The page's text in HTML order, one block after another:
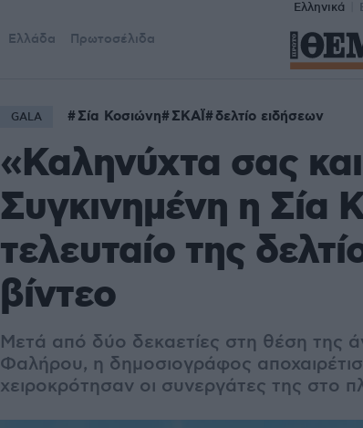
Ελληνικά
Ελλάδα Πρωτοσέλιδα
GALA Σία Κοσιώνη ΣΚΑΪ δελτίο ειδήσεων
«Καληνύχτα σας και
Συγκινημένη η Σία
τελευταίο της
βίντεο
Μετά από δύο δεκαετίες στη θέση της
Φαλήρου, η δημοσιογράφος
χειροκρότησαν οι συνεργάτες της στο